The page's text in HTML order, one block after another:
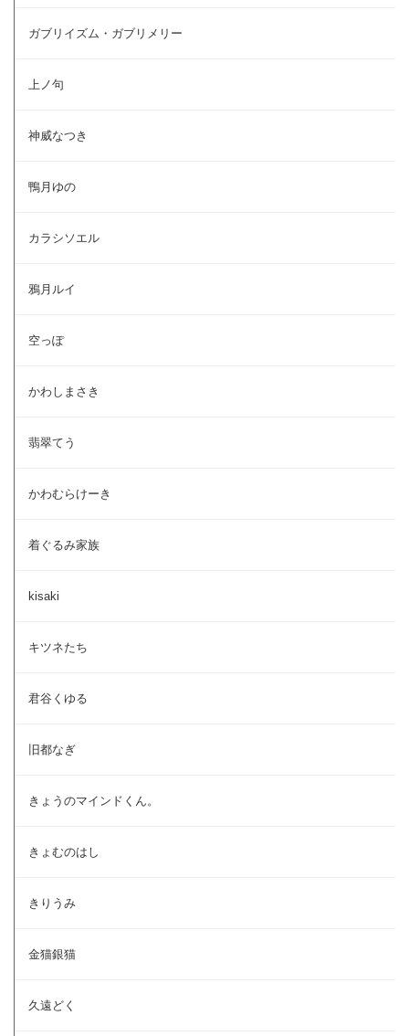
ガブリイズム・ガブリメリー
上ノ句
神威なつき
鴨月ゆの
カラシソエル
鴉月ルイ
空っぽ
かわしまさき
翡翠てう
かわむらけーき
着ぐるみ家族
kisaki
キツネたち
君谷くゆる
旧都なぎ
きょうのマインドくん。
きょむのはし
きりうみ
金猫銀猫
久遠どく